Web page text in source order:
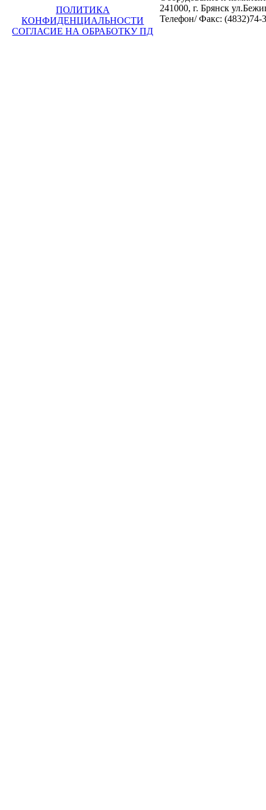
ПОЛИТИКА
КОНФИДЕНЦИАЛЬНОСТИ
СОГЛАСИЕ НА ОБРАБОТКУ ПД
241000, г. Брянск
Телефон/ Факс: (4832)74-